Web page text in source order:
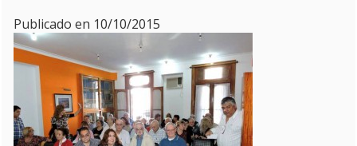
Publicado en 10/10/2015